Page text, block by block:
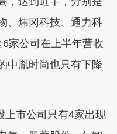
、炜冈科技、通力科
家公司在上半年营收
中胤时尚也只有下降
市公司只有4家出现